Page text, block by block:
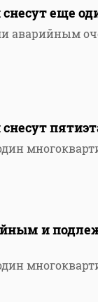
еще
аварийным
и